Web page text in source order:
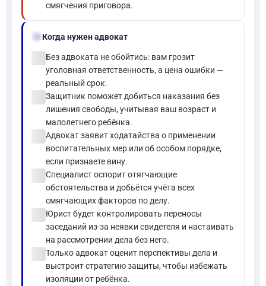
смягчения приговора.
gavelКогда нужен адвокат
Без адвоката не обойтись: вам грозит
уголовная ответственность, а цена ошибки —
реальный срок.
Защитник поможет добиться наказания без
лишения свободы, учитывая ваш возраст и
малолетнего ребёнка.
Адвокат заявит ходатайства о применении
воспитательных мер или об особом порядке,
если признаете вину.
Специалист оспорит отягчающие
обстоятельства и добьётся учёта всех
смягчающих факторов по делу.
Юрист будет контролировать переносы
заседаний из-за неявки свидетеля и настаивать
на рассмотрении дела без него.
Только адвокат оценит перспективы дела и
выстроит стратегию защиты, чтобы избежать
изоляции от ребёнка.